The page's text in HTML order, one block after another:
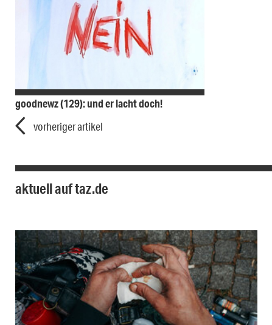
goodnewz (129): und er lacht doch!
vorheriger artikel
aktuell auf taz.de